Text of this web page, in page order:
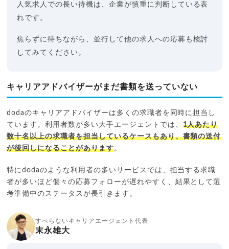
人気求人での長い待機は、企業が慎重に判断している表
れです。
焦らずに待ちながら、並行して他の求人への応募も検討
してみてください。
キャリアアドバイザーがまだ書類を送っていない
dodaのキャリアアドバイザーは多くの求職者を同時に担当し
ています。利用者数が多い大手エージェントでは、 1人あたり
数十名以上の求職者を担当しているケースもあり、書類の送付
が後回しになることがあります。
特にdodaのような利用者の多いサービスでは、担当する求職
者が多いほど個々の応募フォローが遅れやすく、結果として選
考準備中のステータスが長引きます。
すべらないキャリアエージェント代表
末永雄大